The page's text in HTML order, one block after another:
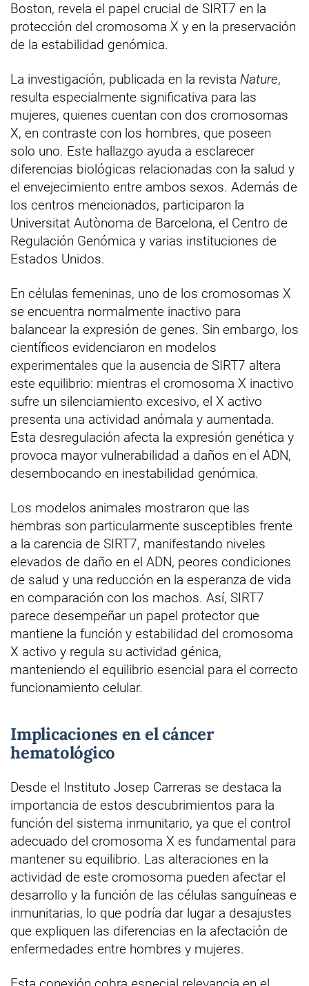
Boston, revela el papel crucial de SIRT7 en la
protección del cromosoma X y en la preservación
de la estabilidad genómica.
La investigación, publicada en la revista Nature,
resulta especialmente significativa para las
mujeres, quienes cuentan con dos cromosomas
X, en contraste con los hombres, que poseen
solo uno. Este hallazgo ayuda a esclarecer
diferencias biológicas relacionadas con la salud y
el envejecimiento entre ambos sexos. Además de
los centros mencionados, participaron la
Universitat Autònoma de Barcelona, el Centro de
Regulación Genómica y varias instituciones de
Estados Unidos.
En células femeninas, uno de los cromosomas X
se encuentra normalmente inactivo para
balancear la expresión de genes. Sin embargo, los
científicos evidenciaron en modelos
experimentales que la ausencia de SIRT7 altera
este equilibrio: mientras el cromosoma X inactivo
sufre un silenciamiento excesivo, el X activo
presenta una actividad anómala y aumentada.
Esta desregulación afecta la expresión genética y
provoca mayor vulnerabilidad a daños en el ADN,
desembocando en inestabilidad genómica.
Los modelos animales mostraron que las
hembras son particularmente susceptibles frente
a la carencia de SIRT7, manifestando niveles
elevados de daño en el ADN, peores condiciones
de salud y una reducción en la esperanza de vida
en comparación con los machos. Así, SIRT7
parece desempeñar un papel protector que
mantiene la función y estabilidad del cromosoma
X activo y regula su actividad génica,
manteniendo el equilibrio esencial para el correcto
funcionamiento celular.
Implicaciones en el cáncer
hematológico
Desde el Instituto Josep Carreras se destaca la
importancia de estos descubrimientos para la
función del sistema inmunitario, ya que el control
adecuado del cromosoma X es fundamental para
mantener su equilibrio. Las alteraciones en la
actividad de este cromosoma pueden afectar el
desarrollo y la función de las células sanguíneas e
inmunitarias, lo que podría dar lugar a desajustes
que expliquen las diferencias en la afectación de
enfermedades entre hombres y mujeres.